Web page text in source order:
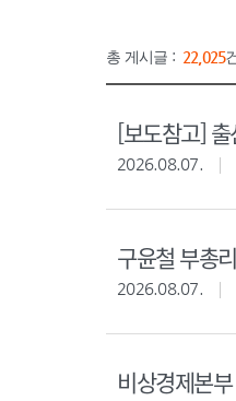
총 게시글 : 22,025
[보도참고]
2026.08.07.
구윤철 부총
2026.08.07.
비상경제본